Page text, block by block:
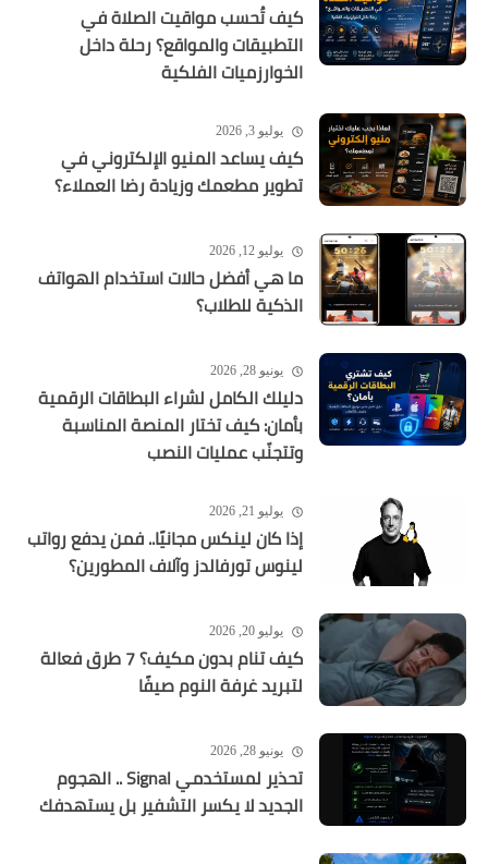
كيف تُحسب مواقيت الصلاة في
التطبيقات والمواقع؟ رحلة داخل
الخوارزميات الفلكية
يوليو 3, 2026
كيف يساعد المنيو الإلكتروني في
تطوير مطعمك وزيادة رضا العملاء؟
يوليو 12, 2026
ما هي أفضل حالات استخدام الهواتف
الذكية للطلاب؟
يونيو 28, 2026
دليلك الكامل لشراء البطاقات الرقمية
بأمان: كيف تختار المنصة المناسبة
وتتجنّب عمليات النصب
يوليو 21, 2026
إذا كان لينكس مجانيًا.. فمن يدفع رواتب
لينوس تورفالدز وآلاف المطورين؟
يوليو 20, 2026
كيف تنام بدون مكيف؟ 7 طرق فعالة
لتبريد غرفة النوم صيفًا
يونيو 28, 2026
تحذير لمستخدمي Signal .. الهجوم
الجديد لا يكسر التشفير بل يستهدفك